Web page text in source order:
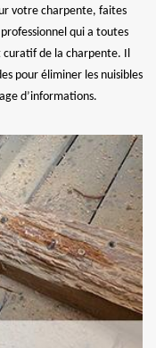
votre charpente, faites
qui a toutes
de la charpente. Il
pour éliminer les nuisibles
d’informations.